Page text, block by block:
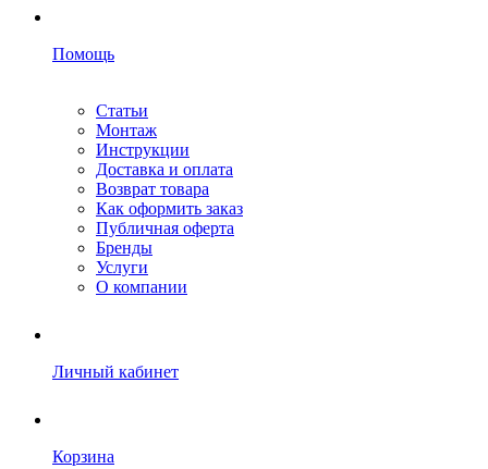
Помощь
Статьи
Монтаж
Инструкции
Доставка и оплата
Возврат товара
Как оформить заказ
Публичная оферта
Бренды
Услуги
О компании
Личный кабинет
Корзина